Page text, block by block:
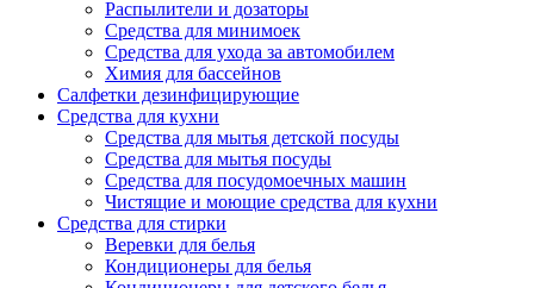
Распылители и дозаторы
Средства для минимоек
Средства для ухода за автомобилем
Химия для бассейнов
Салфетки дезинфицирующие
Средства для кухни
Средства для мытья детской посуды
Средства для мытья посуды
Средства для посудомоечных машин
Чистящие и моющие средства для кухни
Средства для стирки
Веревки для белья
Кондиционеры для белья